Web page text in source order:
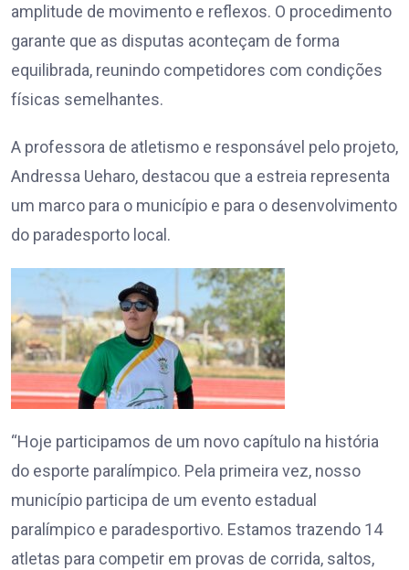
amplitude de movimento e reflexos. O procedimento
garante que as disputas aconteçam de forma
equilibrada, reunindo competidores com condições
físicas semelhantes.
A professora de atletismo e responsável pelo projeto,
Andressa Ueharo, destacou que a estreia representa
um marco para o município e para o desenvolvimento
do paradesporto local.
“Hoje participamos de um novo capítulo na história
do esporte paralímpico. Pela primeira vez, nosso
município participa de um evento estadual
paralímpico e paradesportivo. Estamos trazendo 14
atletas para competir em provas de corrida, saltos,